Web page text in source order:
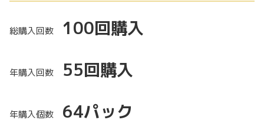
総購入回数 100回購入
年購入回数 55回購入
年購入個数 64パック